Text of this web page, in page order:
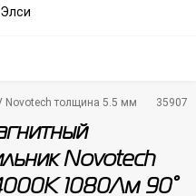
Novotech толщина 5.5 мм
Novotech
1080Лм 90°